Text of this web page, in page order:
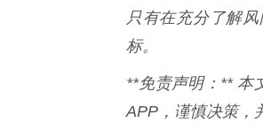
只有在充分了解
标。
**免责声明：** 本
APP，谨慎决策，